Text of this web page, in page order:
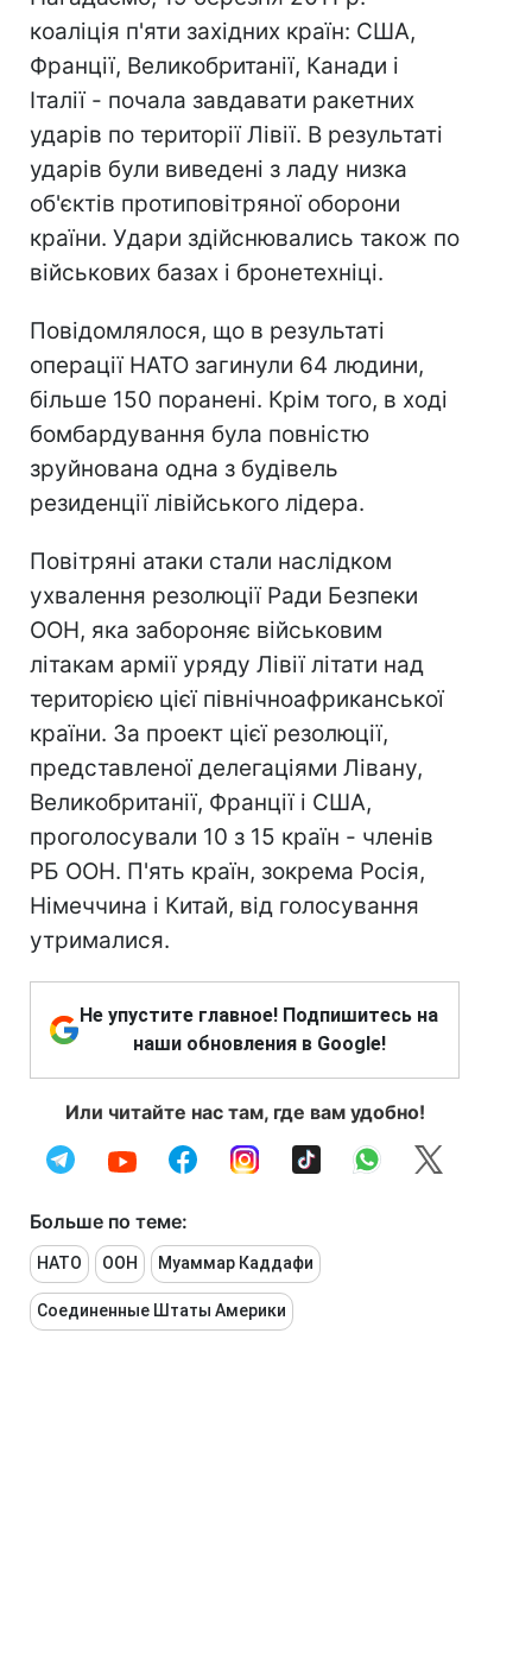
коаліція п'яти західних країн: США,
Франції, Великобританії, Канади і
Італії - почала завдавати ракетних
ударів по території Лівії. В результаті
ударів були виведені з ладу низка
об'єктів протиповітряної оборони
країни. Удари здійснювались також по
військових базах і бронетехніці.
Повідомлялося, що в результаті
операції НАТО загинули 64 людини,
більше 150 поранені. Крім того, в ході
бомбардування була повністю
зруйнована одна з будівель
резиденції лівійського лідера.
Повітряні атаки стали наслідком
ухвалення резолюції Ради Безпеки
ООН, яка забороняє військовим
літакам армії уряду Лівії літати над
територією цієї північноафриканської
країни. За проект цієї резолюції,
представленої делегаціями Лівану,
Великобританії, Франції і США,
проголосували 10 з 15 країн - членів
РБ ООН. П'ять країн, зокрема Росія,
Німеччина і Китай, від голосування
утрималися.
Не упустите главное! Подпишитесь на
наши обновления в Google!
Или читайте нас там, где вам удобно!
Больше по теме:
НАТО ООН Муаммар Каддафи
Соединенные Штаты Америки